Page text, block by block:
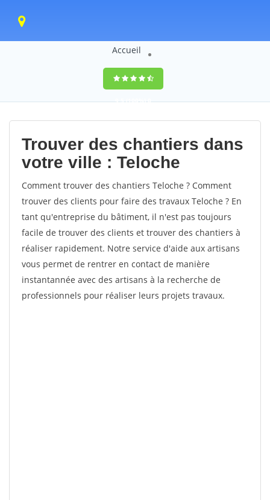
Accueil
9,5(100%)0
votes
Trouver des chantiers dans
votre ville : Teloche
Comment trouver des chantiers Teloche ? Comment
trouver des clients pour faire des travaux Teloche ? En
tant qu'entreprise du bâtiment, il n'est pas toujours
facile de trouver des clients et trouver des chantiers à
réaliser rapidement. Notre service d'aide aux artisans
vous permet de rentrer en contact de manière
instantannée avec des artisans à la recherche de
professionnels pour réaliser leurs projets travaux.